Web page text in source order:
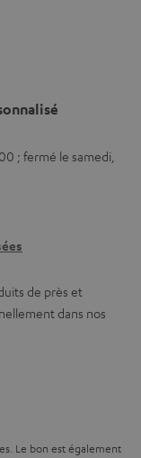
; fermé le samedi,
de près et
dans nos
Le bon est également